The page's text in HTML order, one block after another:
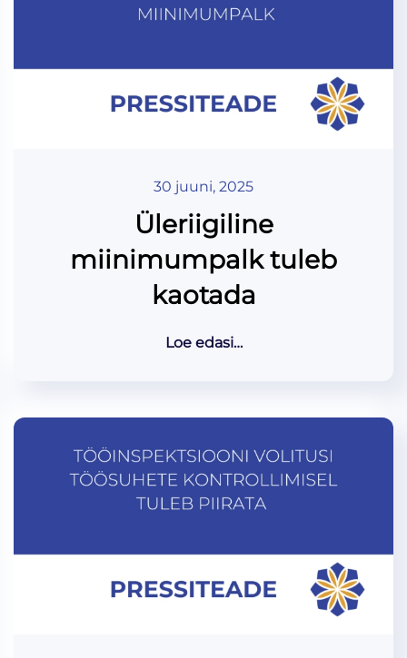
30 juuni, 2025
Üleriigiline
miinimumpalk tuleb
kaotada
Loe edasi…